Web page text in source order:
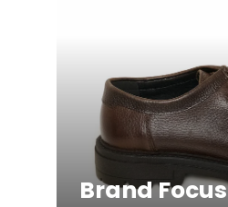
Brand Focus